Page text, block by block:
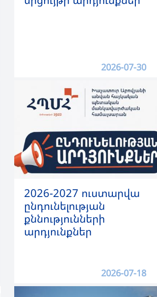
2026-07-30
2026-2027 ուստարվա
ընդունելության
քննությունների
արդյունքներ
2026-07-18